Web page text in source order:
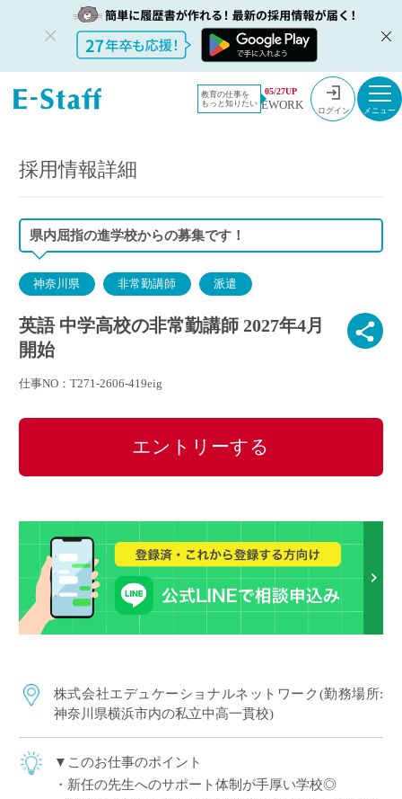
教育の仕事を
もっと知りたい
05/27UP
EWORK ログイン
教員採用情
報のイー・
採用情報
英語 中学高校の非常勤講師 2027年4月開始
採用情報詳細
県内屈指の進学校からの募集です！
神奈川県 非常勤講師 派遣
英語 中学高校の非常勤講師 2027年4月
開始
仕事NO：T271-2606-419eig
エントリーする
株式会社エデュケーショナルネットワーク(勤務場所:
神奈川県横浜市内の私立中高一貫校)
▼このお仕事のポイント
・新任の先生へのサポート体制が手厚い学校◎